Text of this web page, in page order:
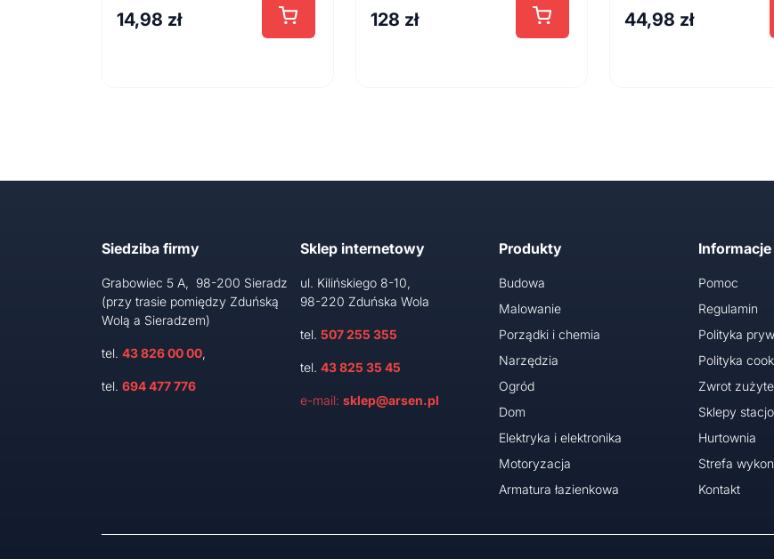
14,98 zł 128 zł 44,98 zł
Siedziba firmy
Grabowiec 5 A, 98-200 Sieradz
(przy trasie pomiędzy Zduńską
Wolą a Sieradzem)
tel. 43 826 00 00,
tel. 694 477 776
Sklep internetowy
ul. Kilińskiego 8-10,
98-220 Zduńska Wola
tel.507 255 355
tel.43 825 35 45
e-mail:sklep@arsen.pl
Produkty
Budowa
Malowanie
Porządki i chemia
Narzędzia
Ogród
Dom
Elektryka i elektronika
Motoryzacja
Armatura łazienkowa
Informacje
Pomoc
Regulamin
Polityka
Polityka
Zwrot
Sklepy
Hurtownia
Strefa
Kontakt